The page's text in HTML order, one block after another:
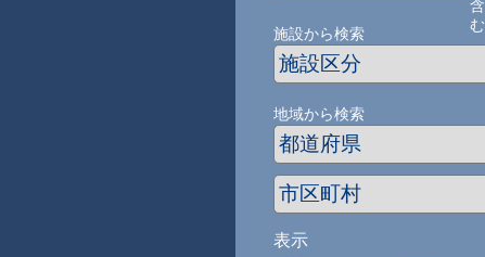
含
む
施設から検索
地域から検索
表示